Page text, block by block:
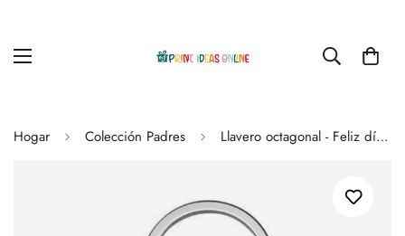
Hogar Colección Padres Llavero octagonal - Feliz día del Padre